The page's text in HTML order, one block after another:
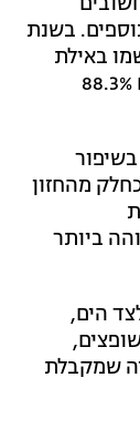
בשנת
. ב-2025 המשיכה אילת לבלוט בתפוסות גבוהות במיוחד בחודשי הקיץ, עם 88.3%
מהחזון
ביותר
הים,
שמקבלת